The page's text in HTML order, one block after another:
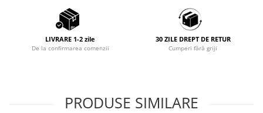
LIVRARE 1-2 zile
De la confirmarea comenzii
30 ZILE DREPT DE RETUR
Cumperi fără griji
PRODUSE SIMILARE